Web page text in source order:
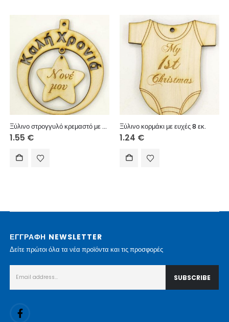
Ξύλινο στρογγυλό κρεμαστό με ευχές (Καλή Χρονιά), σε αστέρι (Νονέ μου) 10 εκ.
1.55 €
Ξύλινο κορμάκι με ευχές 8 εκ.
1.24 €
ΕΓΓΡΑΦΗ NEWSLETTER
Δείτε πρώτοι όλα τα νέα προϊόντα και τις προσφορές